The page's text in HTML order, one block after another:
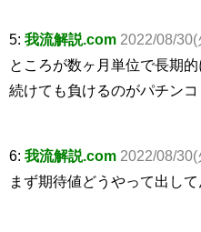
5: 我流解説.com 2022/08/
ところが数ヶ月単位で長期
続けても負けるのがパチンコ
6: 我流解説.com 2022/08/
まず期待値どうやって出し